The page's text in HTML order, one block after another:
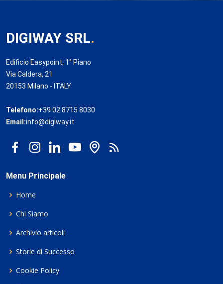
DIGIWAY SRL.
Edificio Easypoint, 1° Piano
Via Caldera, 21
20153 Milano - ITALY
Telefono:+39 02 8715 8030
Email:info@digiway.it
Menu Principale
Home
Chi Siamo
Archivio articoli
Storie di Successo
Cookie Policy